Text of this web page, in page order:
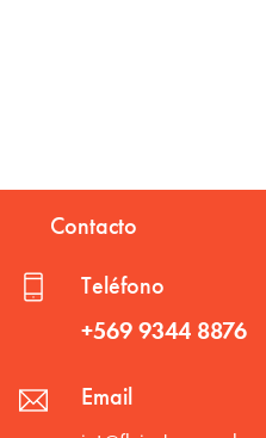
Contacto
Teléfono
+569 9344 8876
Email